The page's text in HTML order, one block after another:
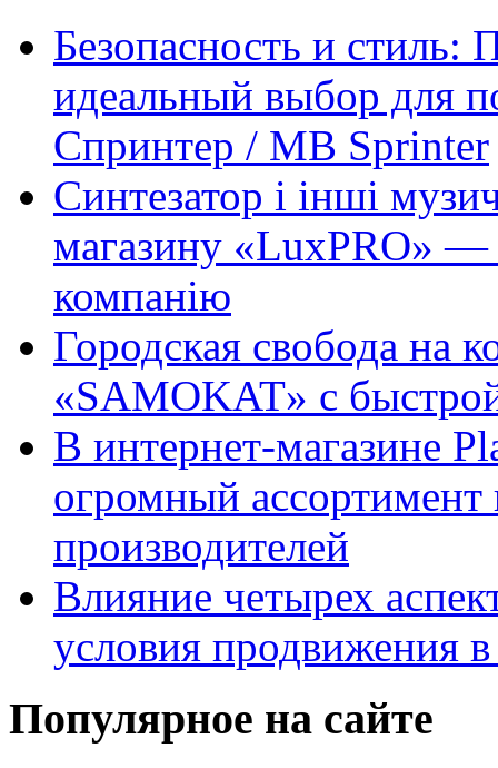
Безопасность и
идеальный выбор для
Спринтер / MB Sprinter
Синтезатор і інші
магазину «LuxPRO» —
компанію
Городская свобода на
«SAMOKAT» с
В интернет-магазине
огромный ассортимент
производителей
Влияние четырех
условия продвижения
Популярное на сайте